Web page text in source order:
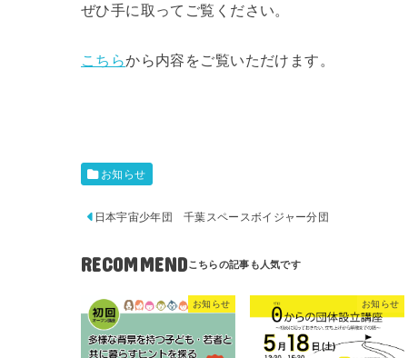
ぜひ手に取ってご覧ください。
こちらから内容をご覧いただけます。
お知らせ
日本宇宙少年団 千葉スペースボイジャー分団
RECOMMEND
お知らせ お知らせ